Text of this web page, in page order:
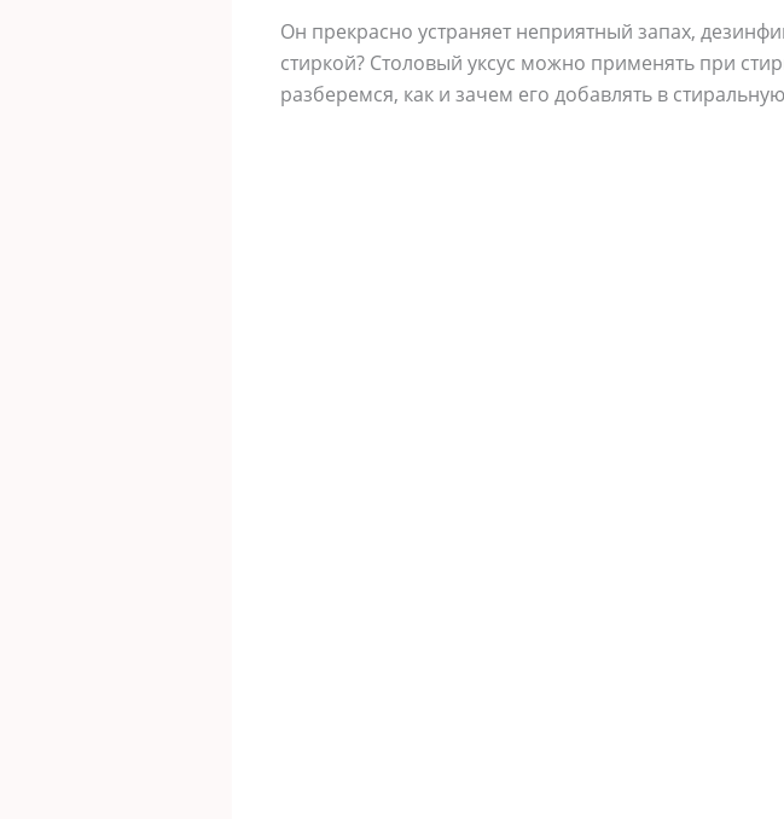
Он прекрасно устраняет неприятный запах,
стиркой? Столовый уксус можно применять при
разберемся, как и зачем его добавлять в